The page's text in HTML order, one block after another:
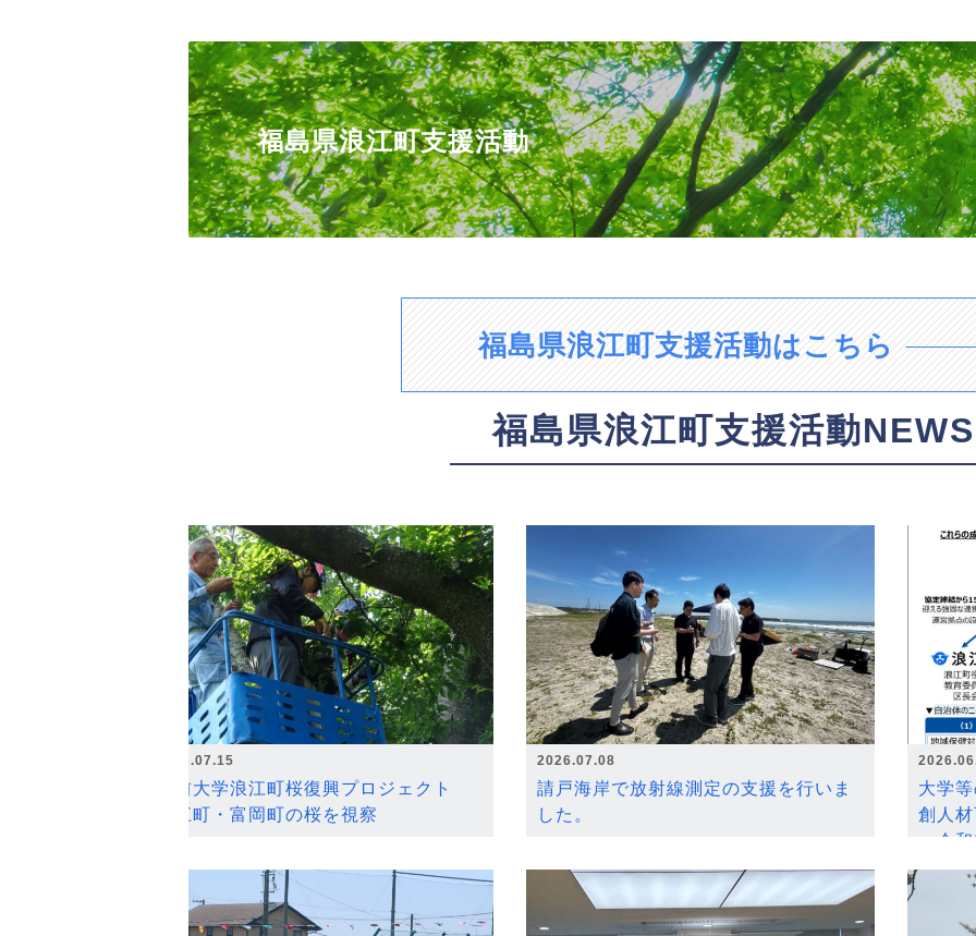
福島県浪江町支援活動
福島県浪江町支援活動はこちら
福島県浪江町支援活動NEWS
2026.07.15
弘前大学浪江町桜復興プロジェクト
浪江町・富岡町の桜を視察
2026.07.08
請戸海岸で放射線測定の支援を行いま
した。
大学
創人
～令